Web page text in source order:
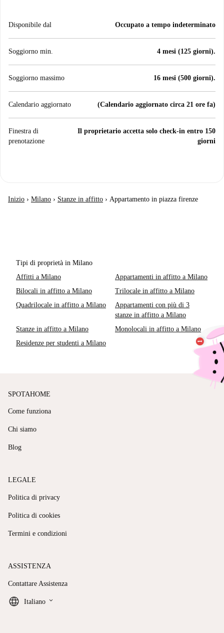
Disponibile dal Occupato a tempo indeterminato
Soggiorno min. 4 mesi (125 giorni).
Soggiorno massimo 16 mesi (500 giorni).
Calendario aggiornato (Calendario aggiornato circa 21 ore fa)
Finestra di
prenotazione
Il proprietario accetta solo check-in entro 150
giorni
Inizio › Milano › Stanze in affitto › Appartamento in piazza firenze
Tipi di proprietà in Milano
Affitti a Milano
Appartamenti in affitto a Milano
Bilocali in affitto a Milano
Trilocale in affitto a Milano
Quadrilocale in affitto a Milano
Appartamenti con più di 3
stanze in affitto a Milano
Stanze in affitto a Milano
Monolocali in affitto a Milano
Residenze per studenti a Milano
SPOTAHOME
Come funziona
Chi siamo
Blog
LEGALE
Politica di privacy
Politica di cookies
Termini e condizioni
ASSISTENZA
Contattare Assistenza
Italiano keyboard_arrow_down